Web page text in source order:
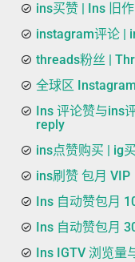
ins买赞 | Ins 旧
instagram评论 |
threads粉丝 |
全球区
Ins 评论赞与ins
reply
ins点赞购买 | ig
ins刷赞 包月 VIP
Ins 自动赞包月
Ins 自动赞包月
Ins IGTV 浏览量